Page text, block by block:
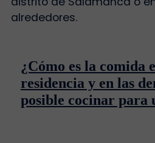
alrededores.
¿Cómo es la comida
residencia y en las
posible cocinar para